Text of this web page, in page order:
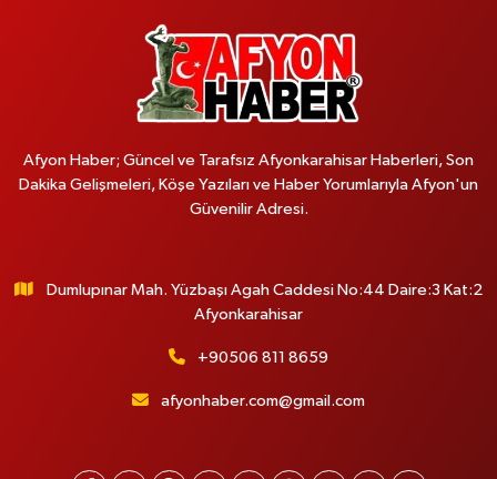
Afyon Haber; Güncel ve Tarafsız Afyonkarahisar Haberleri, Son
Dakika Gelişmeleri, Köşe Yazıları ve Haber Yorumlarıyla Afyon'un
Güvenilir Adresi.
Dumlupınar Mah. Yüzbaşı Agah Caddesi No:44 Daire:3 Kat:2
Afyonkarahisar
+90506 811 8659
afyonhaber.com@gmail.com